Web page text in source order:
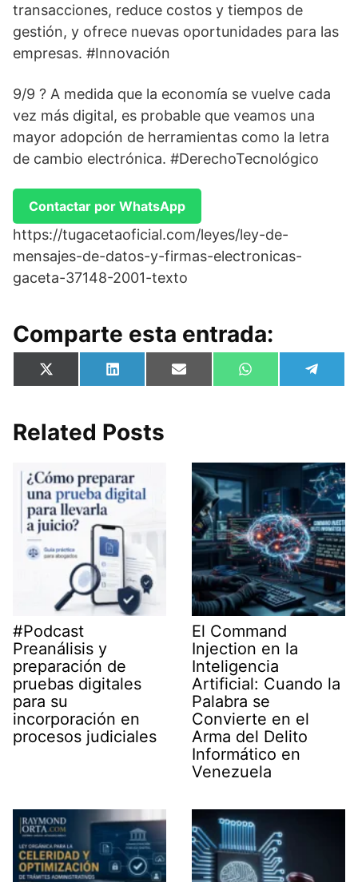
transacciones, reduce costos y tiempos de
gestión, y ofrece nuevas oportunidades para las
empresas. #Innovación
9/9 ? A medida que la economía se vuelve cada
vez más digital, es probable que veamos una
mayor adopción de herramientas como la letra
de cambio electrónica. #DerechoTecnológico
Contactar por WhatsApp
https://tugacetaoficial.com/leyes/ley-de-
mensajes-de-datos-y-firmas-electronicas-
gaceta-37148-2001-texto
Comparte esta entrada:
Compartir
en
X
(
i
t
r
)
Compartir
en
L
i
e
d
Compartir
en
E
m
Compartir
en
W
h
p
en
e
m
Related Posts
#Podcast
Preanálisis y
preparación de
pruebas digitales
para su
incorporación en
procesos judiciales
El Command
Injection en la
Inteligencia
Artificial: Cuando la
Palabra se
Convierte en el
Arma del Delito
Informático en
Venezuela